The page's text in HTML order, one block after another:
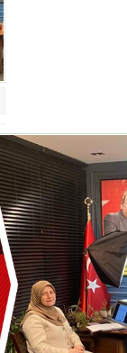
YILI PAMUK